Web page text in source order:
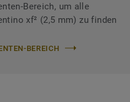
Bereich, um alle
xf² (2,5 mm) zu finden
BEREICH